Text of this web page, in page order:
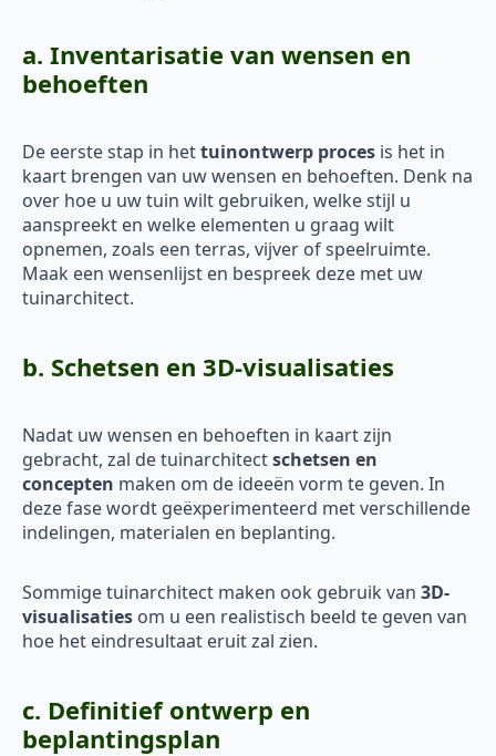
a. Inventarisatie van wensen en
behoeften
De eerste stap in hettuinontwerp proces is het in
kaart brengen van uw wensen en behoeften. Denk na
over hoe u uw tuin wilt gebruiken, welke stijl u
aanspreekt en welke elementen u graag wilt
opnemen, zoals een terras, vijver of speelruimte.
Maak een wensenlijst en bespreek deze met uw
tuinarchitect.
b. Schetsen en 3D-visualisaties
Nadat uw wensen en behoeften in kaart zijn
gebracht, zal de tuinarchitectschetsen en
concepten maken om de ideeën vorm te geven. In
deze fase wordt geëxperimenteerd met verschillende
indelingen, materialen en beplanting.
Sommige tuinarchitect maken ook gebruik van 3D-
visualisaties om u een realistisch beeld te geven van
hoe het eindresultaat eruit zal zien.
c. Definitief ontwerp en
beplantingsplan